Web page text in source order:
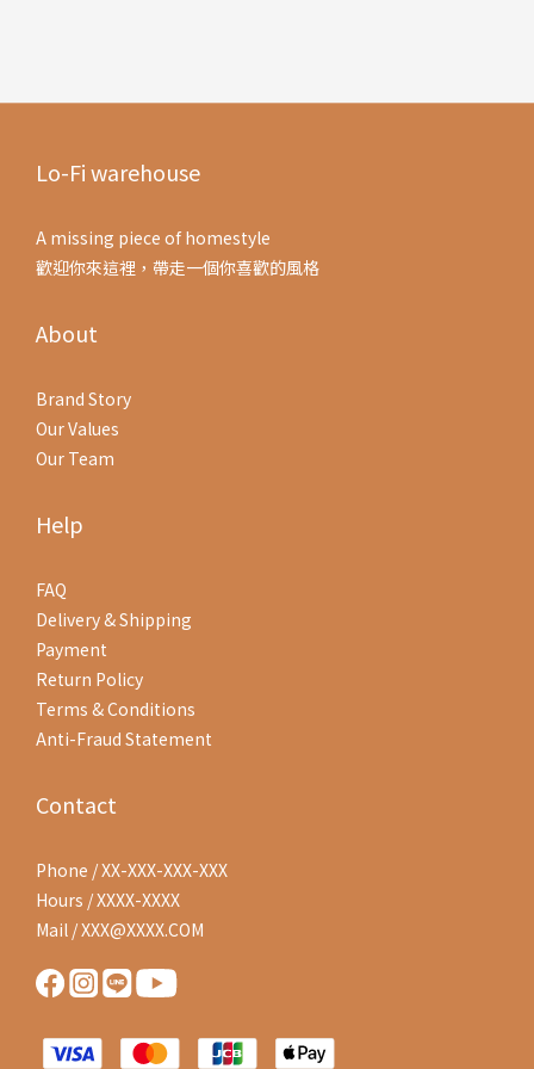
Lo-Fi warehouse
A missing piece of homestyle
歡迎你來這裡，帶走一個你喜歡的風格
About
Brand Story
Our Values
Our Team
Help
FAQ
Delivery & Shipping
Payment
Return Policy
Terms & Conditions
Anti-Fraud Statement
Contact
Phone / XX-XXX-XXX-XXX
Hours / XXXX-XXXX
Mail / XXX@XXXX.COM